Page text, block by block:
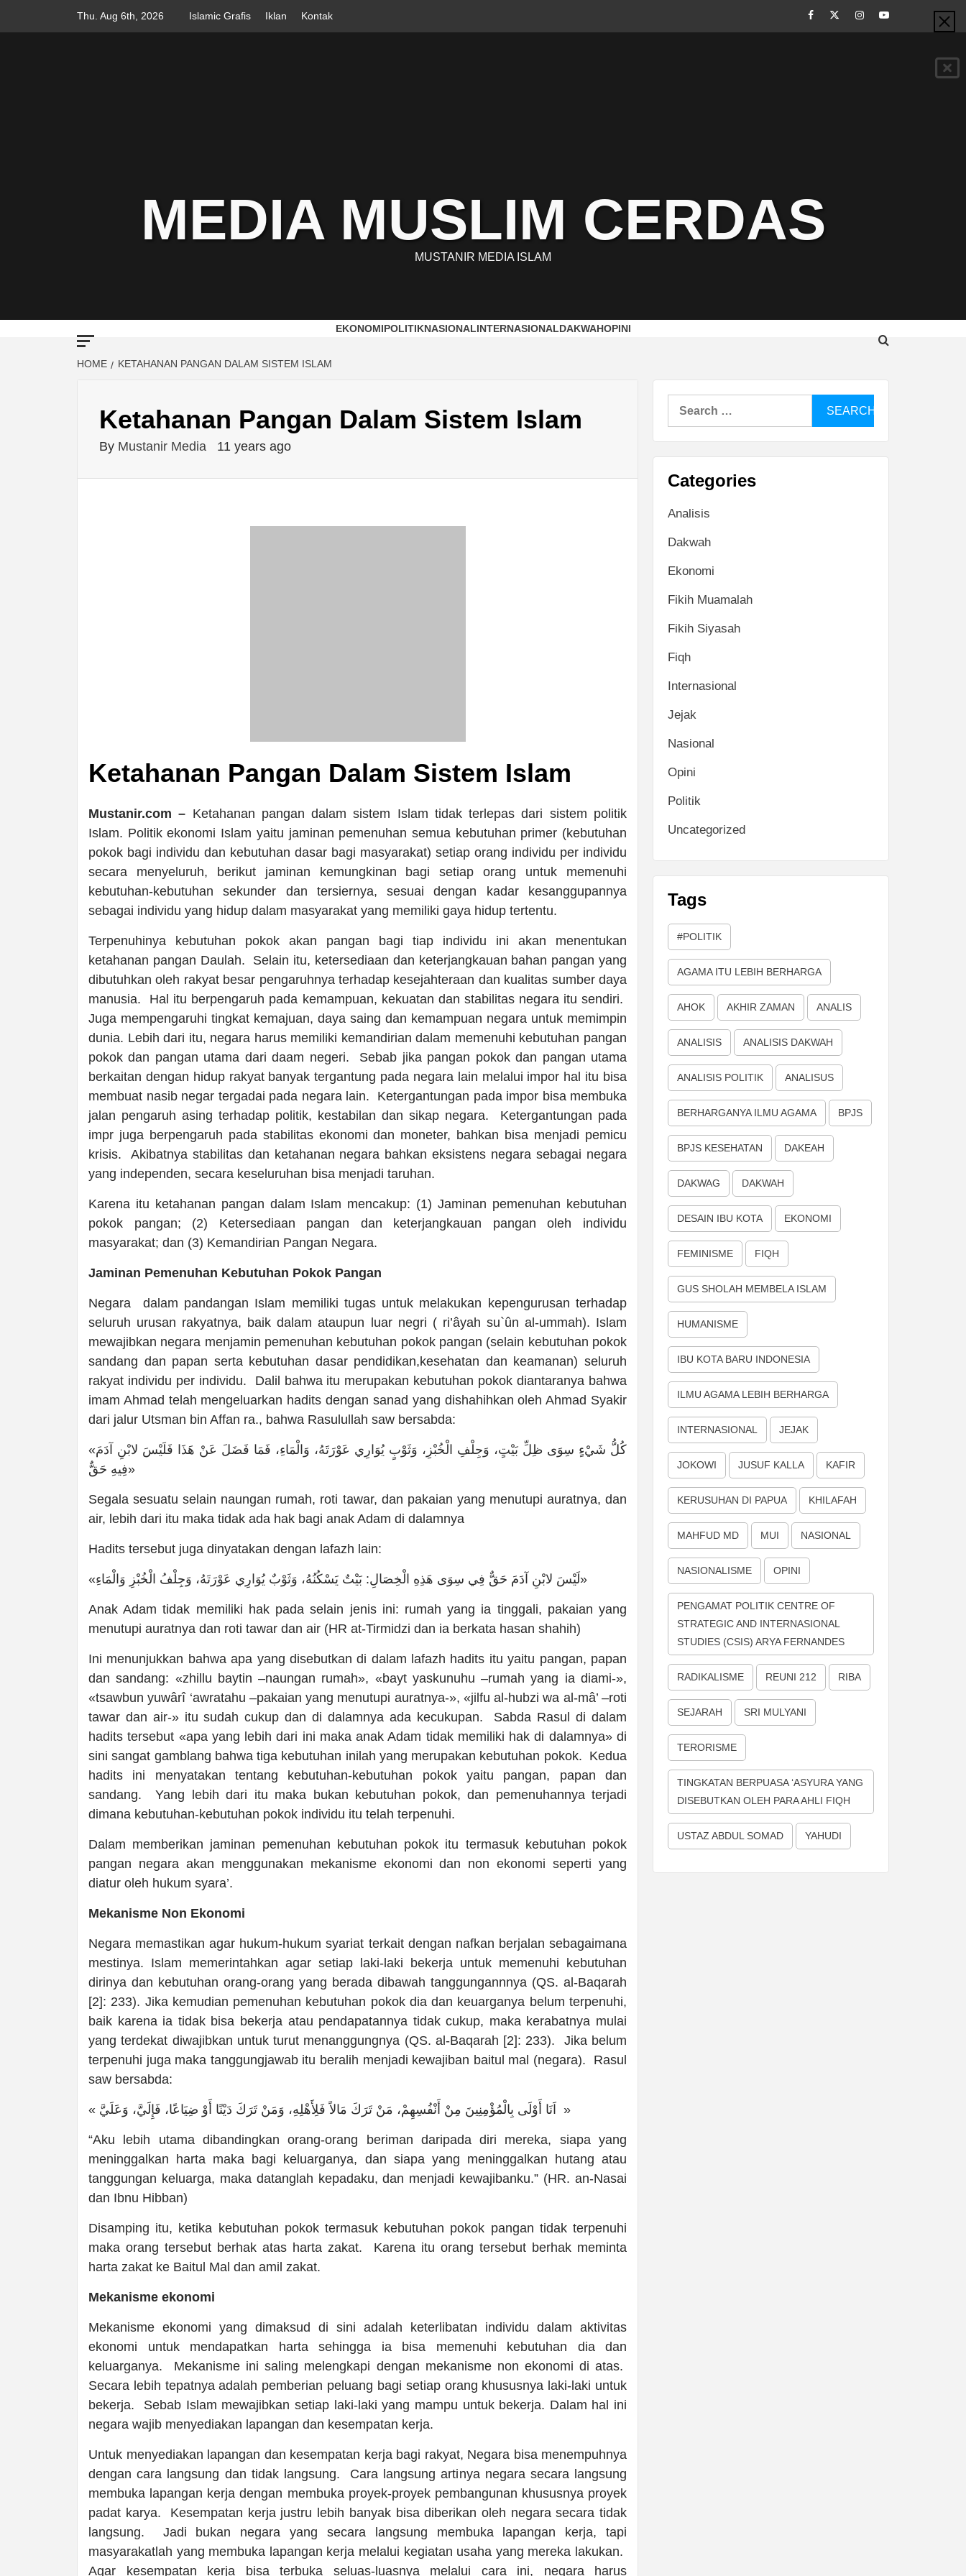
Thu. Aug 6th, 2026 Islamic Grafis Iklan Kontak Facebook
TwitterInstagram
Youtube
MEDIA MUSLIM CERDAS
MUSTANIR MEDIA ISLAM
EKONOMIPOLITIKNASIONALINTERNASIONALDAKWAHOPINI
HOME KETAHANAN PANGAN DALAM SISTEM ISLAM
Ketahanan Pangan Dalam Sistem Islam
By Mustanir Media 11 years ago
Ketahanan Pangan Dalam Sistem Islam
Mustanir.com – Ketahanan pangan dalam sistem Islam tidak terlepas dari sistem politik
Islam. Politik ekonomi Islam yaitu jaminan pemenuhan semua kebutuhan primer (kebutuhan
pokok bagi individu dan kebutuhan dasar bagi masyarakat) setiap orang individu per individu
secara menyeluruh, berikut jaminan kemungkinan bagi setiap orang untuk memenuhi
kebutuhan-kebutuhan sekunder dan tersiernya, sesuai dengan kadar kesanggupannya
sebagai individu yang hidup dalam masyarakat yang memiliki gaya hidup tertentu.
Terpenuhinya kebutuhan pokok akan pangan bagi tiap individu ini akan menentukan
ketahanan pangan Daulah. Selain itu, ketersediaan dan keterjangkauan bahan pangan yang
dibutuhkan oleh rakyat besar pengaruhnya terhadap kesejahteraan dan kualitas sumber daya
manusia. Hal itu berpengaruh pada kemampuan, kekuatan dan stabilitas negara itu sendiri.
Juga mempengaruhi tingkat kemajuan, daya saing dan kemampuan negara untuk memimpin
dunia. Lebih dari itu, negara harus memiliki kemandirian dalam memenuhi kebutuhan pangan
pokok dan pangan utama dari daam negeri. Sebab jika pangan pokok dan pangan utama
berkaitan dengan hidup rakyat banyak tergantung pada negara lain melalui impor hal itu bisa
membuat nasib negar tergadai pada negara lain. Ketergantungan pada impor bisa membuka
jalan pengaruh asing terhadap politik, kestabilan dan sikap negara. Ketergantungan pada
impr juga berpengaruh pada stabilitas ekonomi dan moneter, bahkan bisa menjadi pemicu
krisis. Akibatnya stabilitas dan ketahanan negara bahkan eksistens negara sebagai negara
yang independen, secara keseluruhan bisa menjadi taruhan.
Karena itu ketahanan pangan dalam Islam mencakup: (1) Jaminan pemenuhan kebutuhan
pokok pangan; (2) Ketersediaan pangan dan keterjangkauan pangan oleh individu
masyarakat; dan (3) Kemandirian Pangan Negara.
Jaminan Pemenuhan Kebutuhan Pokok Pangan
Negara dalam pandangan Islam memiliki tugas untuk melakukan kepengurusan terhadap
seluruh urusan rakyatnya, baik dalam ataupun luar negri ( ri’âyah su`ûn al-ummah). Islam
mewajibkan negara menjamin pemenuhan kebutuhan pokok pangan (selain kebutuhan pokok
sandang dan papan serta kebutuhan dasar pendidikan,kesehatan dan keamanan) seluruh
rakyat individu per individu. Dalil bahwa itu merupakan kebutuhan pokok diantaranya bahwa
imam Ahmad telah mengeluarkan hadits dengan sanad yang dishahihkan oleh Ahmad Syakir
dari jalur Utsman bin Affan ra., bahwa Rasulullah saw bersabda:
«كُلُّ شَيْءٍ سِوَى ظِلِّ بَيْتٍ، وَجِلْفِ الْخُبْزِ، وَثَوْبٍ يُوَارِي عَوْرَتَهُ، وَالْمَاءِ، فَمَا فَضَلَ عَنْ هَذَا فَلَيْسَ لابْنِ آدَمَ
فِيهِ حَقٌّ»
Segala sesuatu selain naungan rumah, roti tawar, dan pakaian yang menutupi auratnya, dan
air, lebih dari itu maka tidak ada hak bagi anak Adam di dalamnya
Hadits tersebut juga dinyatakan dengan lafazh lain:
«لَيْسَ لابْنِ آدَمَ حَقٌّ فِي سِوَى هَذِهِ الْخِصَالِ: بَيْتٌ يَسْكُنُهُ، وَثَوْبٌ يُوَارِي عَوْرَتَهُ، وَجِلْفُ الْخُبْزِ وَالْمَاءِ»
Anak Adam tidak memiliki hak pada selain jenis ini: rumah yang ia tinggali, pakaian yang
menutupi auratnya dan roti tawar dan air (HR at-Tirmidzi dan ia berkata hasan shahih)
Ini menunjukkan bahwa apa yang disebutkan di dalam lafazh hadits itu yaitu pangan, papan
dan sandang: «zhillu baytin –naungan rumah», «bayt yaskunuhu –rumah yang ia diami-»,
«tsawbun yuwârî ‘awratahu –pakaian yang menutupi auratnya-», «jilfu al-hubzi wa al-mâ’ –roti
tawar dan air-» itu sudah cukup dan di dalamnya ada kecukupan. Sabda Rasul di dalam
hadits tersebut «apa yang lebih dari ini maka anak Adam tidak memiliki hak di dalamnya» di
sini sangat gamblang bahwa tiga kebutuhan inilah yang merupakan kebutuhan pokok. Kedua
hadits ini menyatakan tentang kebutuhan-kebutuhan pokok yaitu pangan, papan dan
sandang. Yang lebih dari itu maka bukan kebutuhan pokok, dan pemenuhannya terjadi
dimana kebutuhan-kebutuhan pokok individu itu telah terpenuhi.
Dalam memberikan jaminan pemenuhan kebutuhan pokok itu termasuk kebutuhan pokok
pangan negara akan menggunakan mekanisme ekonomi dan non ekonomi seperti yang
diatur oleh hukum syara’.
Mekanisme Non Ekonomi
Negara memastikan agar hukum-hukum syariat terkait dengan nafkan berjalan sebagaimana
mestinya. Islam memerintahkan agar setiap laki-laki bekerja untuk memenuhi kebutuhan
dirinya dan kebutuhan orang-orang yang berada dibawah tanggungannnya (QS. al-Baqarah
[2]: 233). Jika kemudian pemenuhan kebutuhan pokok dia dan keuarganya belum terpenuhi,
baik karena ia tidak bisa bekerja atau pendapatannya tidak cukup, maka kerabatnya mulai
yang terdekat diwajibkan untuk turut menanggungnya (QS. al-Baqarah [2]: 233). Jika belum
terpenuhi juga maka tanggungjawab itu beralih menjadi kewajiban baitul mal (negara). Rasul
saw bersabda:
« اَنَا أَوْلَى بِالْمُؤْمِنِينَ مِنْ أَنْفُسِهِمْ، مَنْ تَرَكَ مَالاً فَلِأَهْلِهِ، وَمَنْ تَرَكَ دَيْنًا أَوْ ضِيَاعًا، فَإِلَيَّ، وَعَلَيَّ »
“Aku lebih utama dibandingkan orang-orang beriman daripada diri mereka, siapa yang
meninggalkan harta maka bagi keluarganya, dan siapa yang meninggalkan hutang atau
tanggungan keluarga, maka datanglah kepadaku, dan menjadi kewajibanku.” (HR. an-Nasai
dan Ibnu Hibban)
Disamping itu, ketika kebutuhan pokok termasuk kebutuhan pokok pangan tidak terpenuhi
maka orang tersebut berhak atas harta zakat. Karena itu orang tersebut berhak meminta
harta zakat ke Baitul Mal dan amil zakat.
Mekanisme ekonomi
Mekanisme ekonomi yang dimaksud di sini adalah keterlibatan individu dalam aktivitas
ekonomi untuk mendapatkan harta sehingga ia bisa memenuhi kebutuhan dia dan
keluarganya. Mekanisme ini saling melengkapi dengan mekanisme non ekonomi di atas.
Secara lebih tepatnya adalah pemberian peluang bagi setiap orang khususnya laki-laki untuk
bekerja. Sebab Islam mewajibkan setiap laki-laki yang mampu untuk bekerja. Dalam hal ini
negara wajib menyediakan lapangan dan kesempatan kerja.
Untuk menyediakan lapangan dan kesempatan kerja bagi rakyat, Negara bisa menempuhnya
dengan cara langsung dan tidak langsung. Cara langsung artinya negara secara langsung
membuka lapangan kerja dengan membuka proyek-proyek pembangunan khususnya proyek
padat karya. Kesempatan kerja justru lebih banyak bisa diberikan oleh negara secara tidak
langsung. Jadi bukan negara yang secara langsung membuka lapangan kerja, tapi
masyarakatlah yang membuka lapangan kerja melalui kegiatan usaha yang mereka lakukan.
Agar kesempatan kerja bisa terbuka seluas-luasnya melalui cara ini, negara harus
Categories
Analisis
Dakwah
Ekonomi
Fikih Muamalah
Fikih Siyasah
Fiqh
Internasional
Jejak
Nasional
Opini
Politik
Uncategorized
Tags
#POLITIK
AGAMA ITU LEBIH BERHARGA
AHOK AKHIR ZAMAN ANALIS
ANALISIS ANALISIS DAKWAH
ANALISIS POLITIK ANALISUS
BERHARGANYA ILMU AGAMA BPJS
BPJS KESEHATAN DAKEAH
DAKWAG DAKWAH
DESAIN IBU KOTA EKONOMI
FEMINISME FIQH
GUS SHOLAH MEMBELA ISLAM
HUMANISME
IBU KOTA BARU INDONESIA
ILMU AGAMA LEBIH BERHARGA
INTERNASIONAL JEJAK
JOKOWI JUSUF KALLA KAFIR
KERUSUHAN DI PAPUA KHILAFAH
MAHFUD MD MUI NASIONAL
NASIONALISME OPINI
PENGAMAT POLITIK CENTRE OF
STRATEGIC AND INTERNASIONAL
STUDIES (CSIS) ARYA FERNANDES
RADIKALISME REUNI 212 RIBA
SEJARAH SRI MULYANI
TERORISME
TINGKATAN BERPUASA ‘ASYURA YANG
DISEBUTKAN OLEH PARA AHLI FIQH
USTAZ ABDUL SOMAD YAHUDI